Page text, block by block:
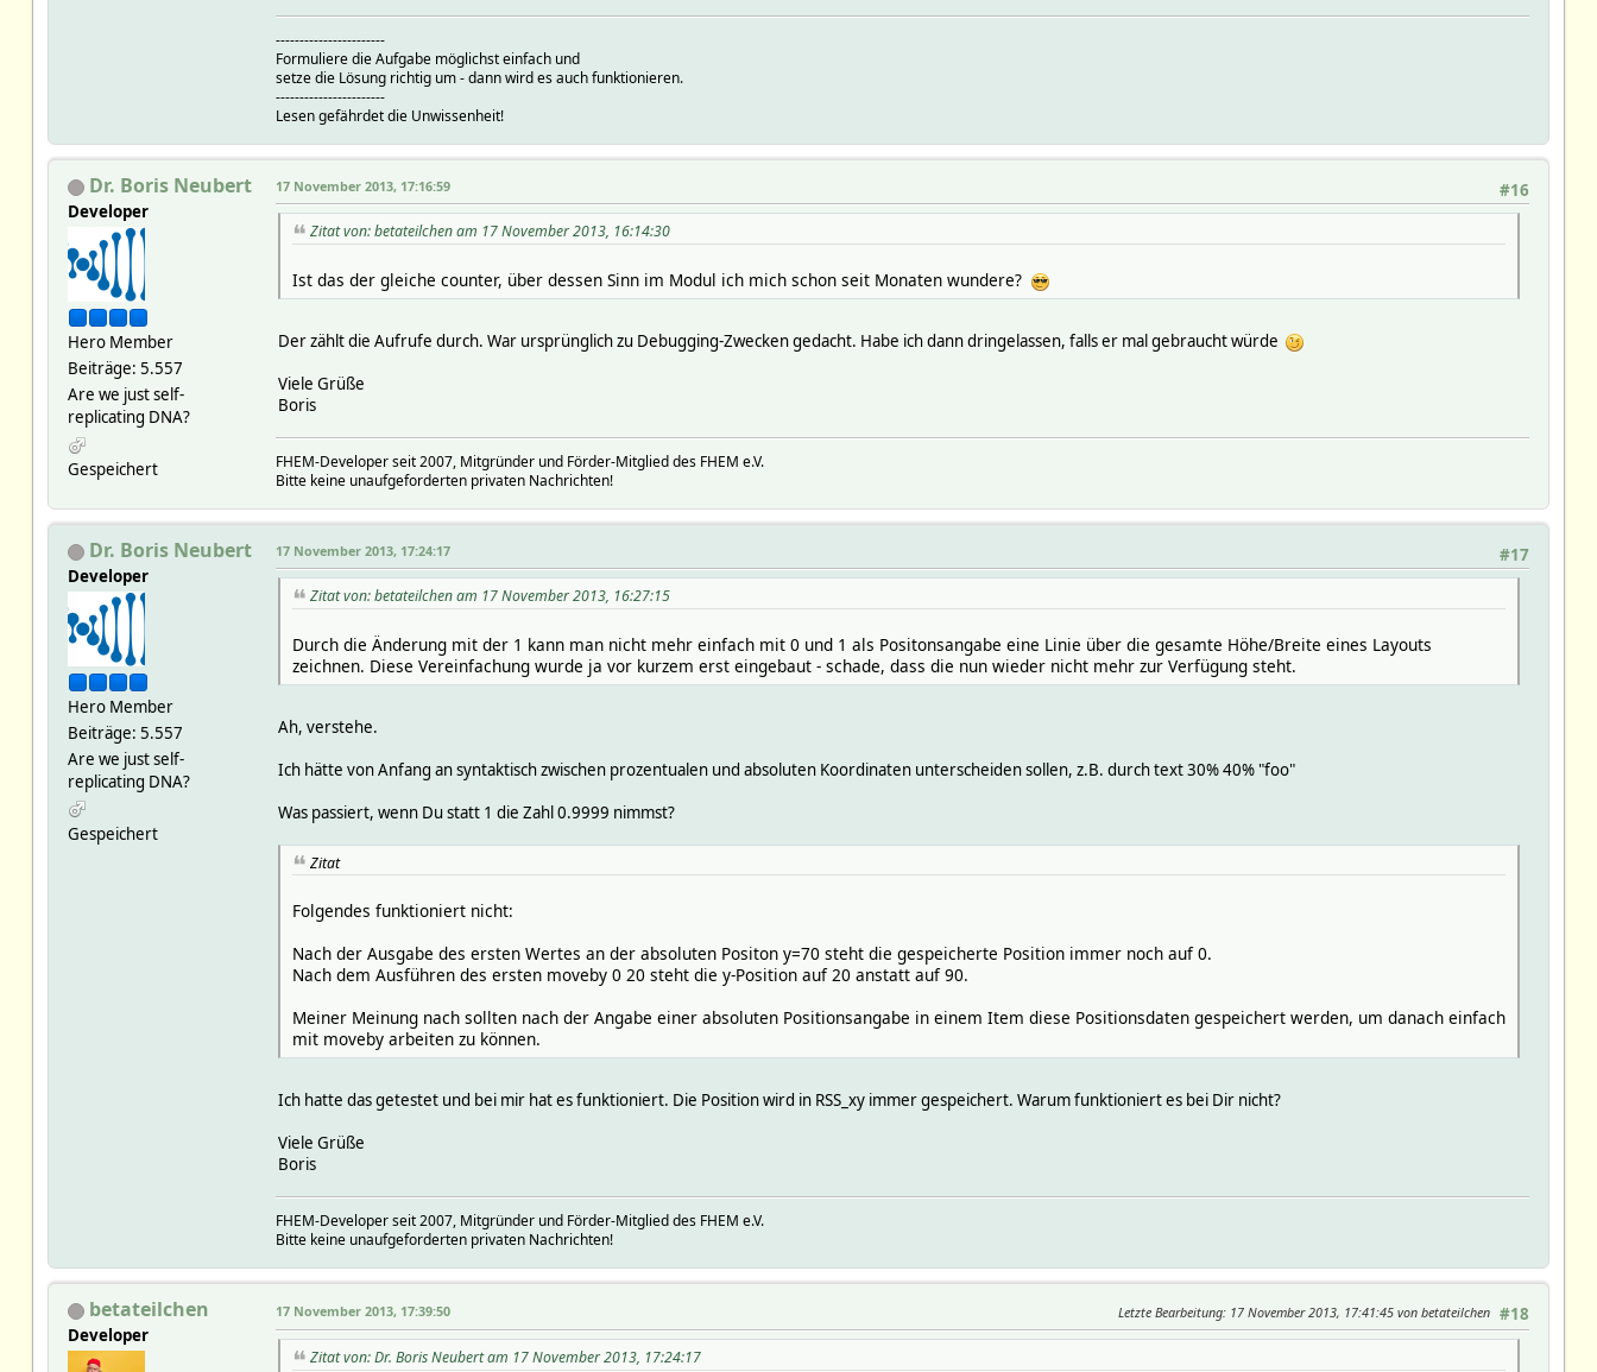
-----------------------
Formuliere die Aufgabe möglichst einfach und
setze die Lösung richtig um - dann wird es auch funktionieren.
-----------------------
Lesen gefährdet die Unwissenheit!
Dr. Boris Neubert
Developer
Hero Member
Beiträge: 5.557
Are we just self-
replicating DNA?
Gespeichert
#16
17 November 2013, 17:16:59
Zitat von: betateilchen am 17 November 2013, 16:14:30
Ist das der gleiche counter, über dessen Sinn im Modul ich mich schon seit Monaten wundere?
Der zählt die Aufrufe durch. War ursprünglich zu Debugging-Zwecken gedacht. Habe ich dann dringelassen, falls er mal gebraucht würde
Viele Grüße
Boris
FHEM-Developer seit 2007, Mitgründer und Förder-Mitglied des FHEM e.V.
Bitte keine unaufgeforderten privaten Nachrichten!
Dr. Boris Neubert
Developer
Hero Member
Beiträge: 5.557
Are we just self-
replicating DNA?
Gespeichert
#17
17 November 2013, 17:24:17
Zitat von: betateilchen am 17 November 2013, 16:27:15
Durch die Änderung mit der 1 kann man nicht mehr einfach mit 0 und 1 als Positonsangabe eine Linie über die gesamte Höhe/Breite eines Layouts
zeichnen. Diese Vereinfachung wurde ja vor kurzem erst eingebaut - schade, dass die nun wieder nicht mehr zur Verfügung steht.
Ah, verstehe.
Ich hätte von Anfang an syntaktisch zwischen prozentualen und absoluten Koordinaten unterscheiden sollen, z.B. durch text 30% 40% "foo"
Was passiert, wenn Du statt 1 die Zahl 0.9999 nimmst?
Zitat
Folgendes funktioniert nicht:
Nach der Ausgabe des ersten Wertes an der absoluten Positon y=70 steht die gespeicherte Position immer noch auf 0.
Nach dem Ausführen des ersten moveby 0 20 steht die y-Position auf 20 anstatt auf 90.
Meiner Meinung nach sollten nach der Angabe einer absoluten Positionsangabe in einem Item diese Positionsdaten gespeichert werden, um danach einfach
mit moveby arbeiten zu können.
Ich hatte das getestet und bei mir hat es funktioniert. Die Position wird in RSS_xy immer gespeichert. Warum funktioniert es bei Dir nicht?
Viele Grüße
Boris
FHEM-Developer seit 2007, Mitgründer und Förder-Mitglied des FHEM e.V.
Bitte keine unaufgeforderten privaten Nachrichten!
betateilchen
Developer
#18
17 November 2013, 17:39:50 Letzte Bearbeitung: 17 November 2013, 17:41:45 von betateilchen
Zitat von: Dr. Boris Neubert am 17 November 2013, 17:24:17